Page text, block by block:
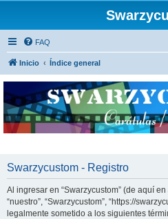
FAQ
Inicio Índice general
Swarzycustom - Registro
Al ingresar en “Swarzycustom” (de aquí en
“nuestro”, “Swarzycustom”, “https://
legalmente sometido a los siguientes